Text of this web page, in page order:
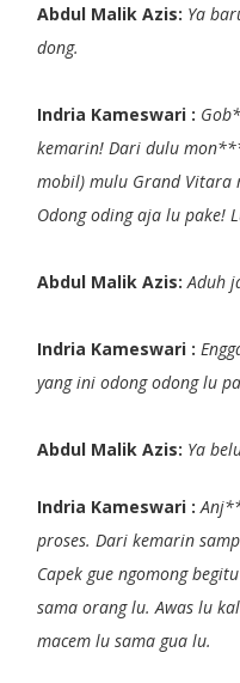
Abdul Malik Azis: Ya
dong.
Indria Kameswari :
kemarin! Dari dulu
mobil) mulu Grand Vitara
Odong oding aja lu pake!
Abdul Malik Azis: Aduh
Indria Kameswari :
yang ini odong odong lu
Abdul Malik Azis: Ya
Indria Kameswari :
proses. Dari kemarin
Capek gue ngomong
sama orang lu. Awas lu
macem lu sama gua lu.